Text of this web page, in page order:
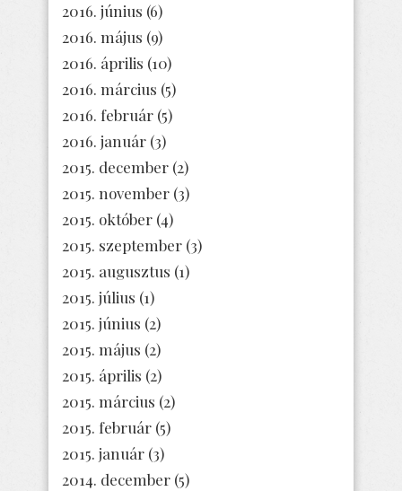
2016. június (6)
2016. május (9)
2016. április (10)
2016. március (5)
2016. február (5)
2016. január (3)
2015. december (2)
2015. november (3)
2015. október (4)
2015. szeptember (3)
2015. augusztus (1)
2015. július (1)
2015. június (2)
2015. május (2)
2015. április (2)
2015. március (2)
2015. február (5)
2015. január (3)
2014. december (5)